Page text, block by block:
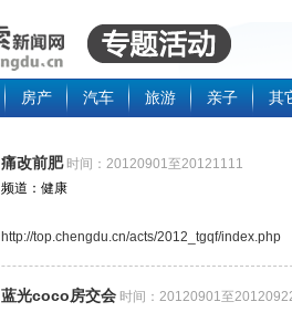
房产 汽车 旅游 亲子 其
痛改前肥 时间：20120901至20121111
频道：健康
http://top.chengdu.cn/acts/2012_tgqf/index.php
蓝光coco房交会 时间：20120901至